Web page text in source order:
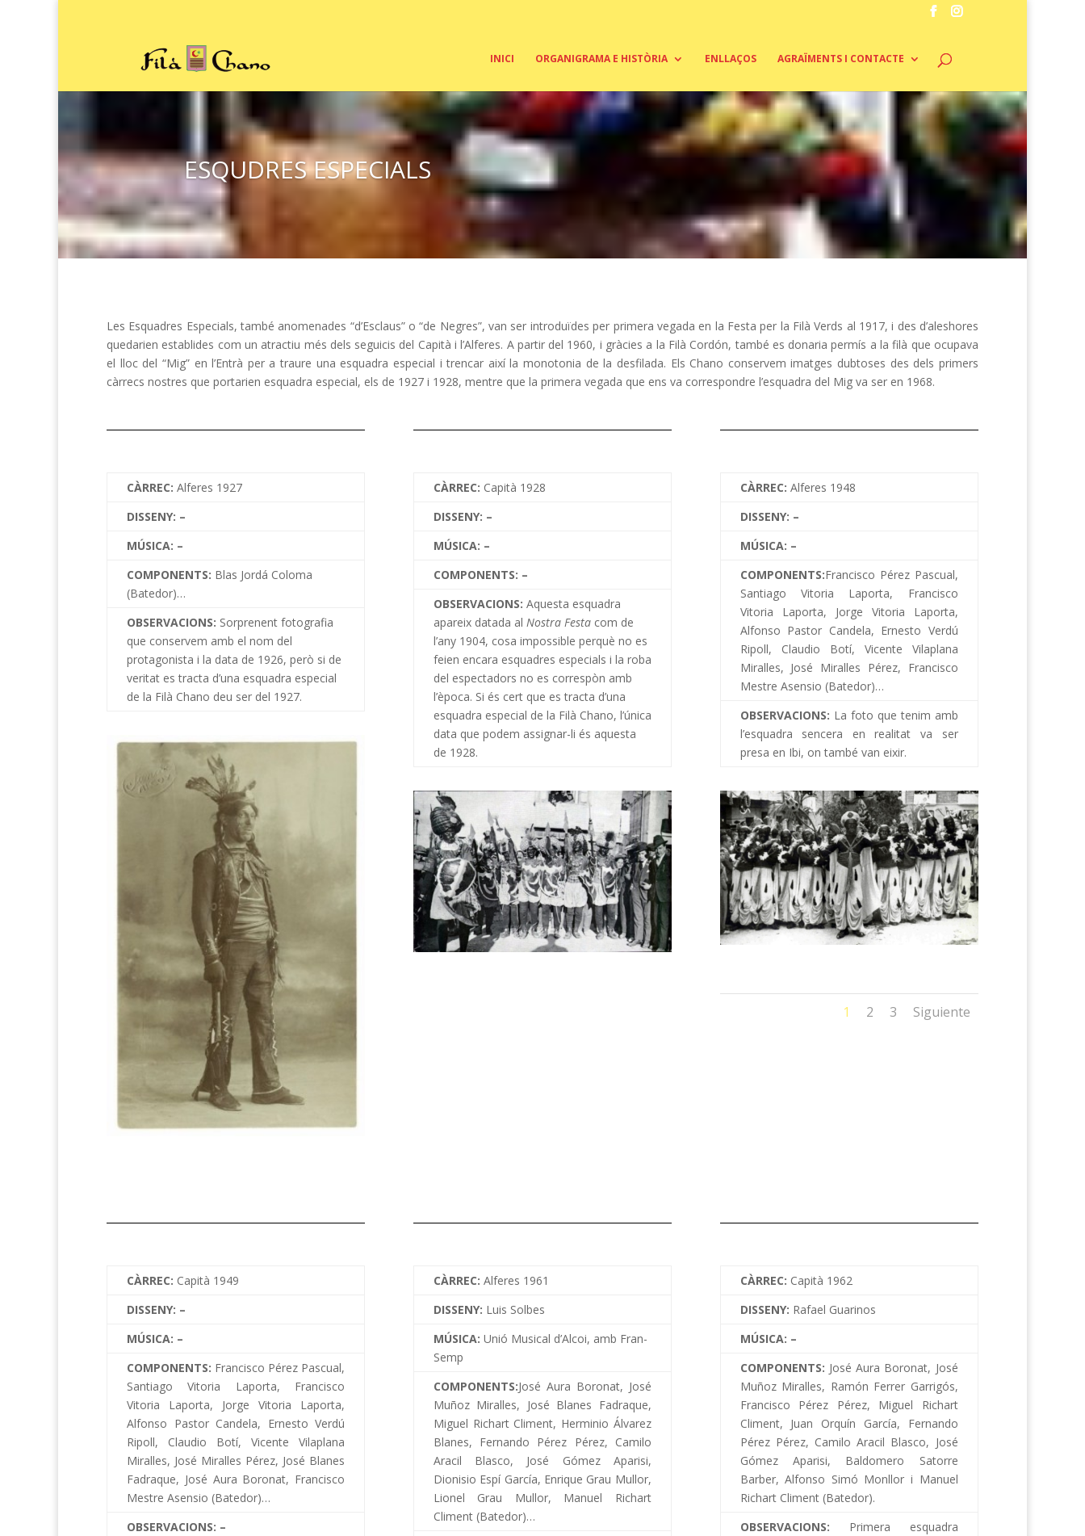
INICI ORGANIGRAMA E HISTÒRIA ENLLAÇOS AGRAÏMENTS I CONTACTE
ESQUDRES ESPECIALS
Les Esquadres Especials, també anomenades “d’Esclaus” o “de Negres”, van ser introduïdes per primera vegada en la Festa per la Filà Verds al 1917, i des d’aleshores
quedarien establides com un atractiu més dels seguicis del Capità i l’Alferes. A partir del 1960, i gràcies a la Filà Cordón, també es donaria permís a la filà que ocupava
el lloc del “Mig” en l’Entrà per a traure una esquadra especial i trencar així la monotonia de la desfilada. Els Chano conservem imatges dubtoses des dels primers
càrrecs nostres que portarien esquadra especial, els de 1927 i 1928, mentre que la primera vegada que ens va correspondre l’esquadra del Mig va ser en 1968.
CÀRREC: Alferes 1927
DISSENY: –
MÚSICA: –
COMPONENTS: Blas Jordá Coloma
(Batedor)…
OBSERVACIONS: Sorprenent fotografia
que conservem amb el nom del
protagonista i la data de 1926, però si de
veritat es tracta d’una esquadra especial
de la Filà Chano deu ser del 1927.
CÀRREC: Capità 1928
DISSENY: –
MÚSICA: –
COMPONENTS: –
OBSERVACIONS: Aquesta esquadra
apareix datada al Nostra Festa com de
l’any 1904, cosa impossible perquè no es
feien encara esquadres especials i la roba
del espectadors no es correspòn amb
l’època. Si és cert que es tracta d’una
esquadra especial de la Filà Chano, l’única
data que podem assignar-li és aquesta
de 1928.
CÀRREC: Alferes 1948
DISSENY: –
MÚSICA: –
COMPONENTS:Francisco Pérez Pascual,
Santiago Vitoria Laporta, Francisco
Vitoria Laporta, Jorge Vitoria Laporta,
Alfonso Pastor Candela, Ernesto Verdú
Ripoll, Claudio Botí, Vicente Vilaplana
Miralles, José Miralles Pérez, Francisco
Mestre Asensio (Batedor)…
OBSERVACIONS: La foto que tenim amb
l’esquadra sencera en realitat va ser
presa en Ibi, on també van eixir.
1 2 3 Siguiente
CÀRREC: Capità 1949
DISSENY: –
MÚSICA: –
COMPONENTS: Francisco Pérez Pascual,
Santiago Vitoria Laporta, Francisco
Vitoria Laporta, Jorge Vitoria Laporta,
Alfonso Pastor Candela, Ernesto Verdú
Ripoll, Claudio Botí, Vicente Vilaplana
Miralles, José Miralles Pérez, José Blanes
Fadraque, José Aura Boronat, Francisco
Mestre Asensio (Batedor)…
OBSERVACIONS: –
CÀRREC: Alferes 1961
DISSENY: Luis Solbes
MÚSICA: Unió Musical d’Alcoi, amb Fran-
Semp
COMPONENTS:José Aura Boronat, José
Muñoz Miralles, José Blanes Fadraque,
Miguel Richart Climent, Herminio Álvarez
Blanes, Fernando Pérez Pérez, Camilo
Aracil Blasco, José Gómez Aparisi,
Dionisio Espí García, Enrique Grau Mullor,
Lionel Grau Mullor, Manuel Richart
Climent (Batedor)…
CÀRREC: Capità 1962
DISSENY: Rafael Guarinos
MÚSICA: –
COMPONENTS: José Aura Boronat, José
Muñoz Miralles, Ramón Ferrer Garrigós,
Francisco Pérez Pérez, Miguel Richart
Climent, Juan Orquín García, Fernando
Pérez Pérez, Camilo Aracil Blasco, José
Gómez Aparisi, Baldomero Satorre
Barber, Alfonso Simó Monllor i Manuel
Richart Climent (Batedor).
OBSERVACIONS: Primera esquadra